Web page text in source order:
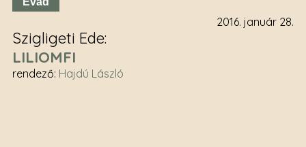
2016. január 28.
Szigligeti Ede
LILIOMFI
rendező: Hajdú László